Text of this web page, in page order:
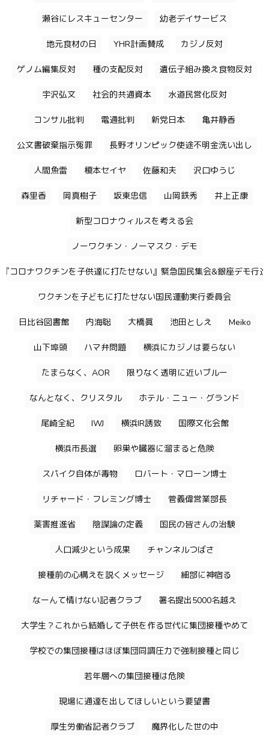
瀬谷にレスキューセンター 幼老デイサービス
地元食材の日 YHR計画賛成 カジノ反対
ゲノム編集反対 種の支配反対 遺伝子組み換え食物反対
宇沢弘文 社会的共通資本 水道民営化反対
コンサル批判 電通批判 新党日本 亀井静香
公文書破棄指示冤罪 長野オリンピック使途不明金洗い出し
人間魚雷 榎本セイヤ 佐藤和夫 沢口ゆうじ
森里香 岡真樹子 坂東忠信 山岡鉄秀 井上正康
新型コロナウィルスを考える会
ノーワクチン・ノーマスク・デモ
『コロナワクチンを子供達に打たせない』緊急国民集会&銀座デモ行進
ワクチンを子どもに打たせない国民運動実行委員会
日比谷図書館 内海聡 大橋眞 池田としえ Meiko
山下埠頭 ハマ弁問題 横浜にカジノは要らない
たまらなく、AOR 限りなく透明に近いブルー
なんとなく、クリスタル ホテル・ニュー・グランド
尾崎全紀 IWJ 横浜IR誘致 国際文化会館
横浜市長選 卵巣や臓器に溜まると危険
スパイク自体が毒物 ロバート・マローン博士
リチャード・フレミング博士 菅義偉営業部長
薬害推進省 陰謀論の定義 国民の皆さんの治験
人口減少という成果 チャンネルつばさ
接種前の心構えを説くメッセージ 細部に神宿る
なーんて情けない記者クラブ 署名提出5000名越え
大学生？これから結婚して子供を作る世代に集団接種やめて
学校での集団接種はほぼ集団同調圧力で強制接種と同じ
若年層への集団接種は危険
現場に通達を出してほしいという要望書
厚生労働省記者クラブ 魔界化した世の中